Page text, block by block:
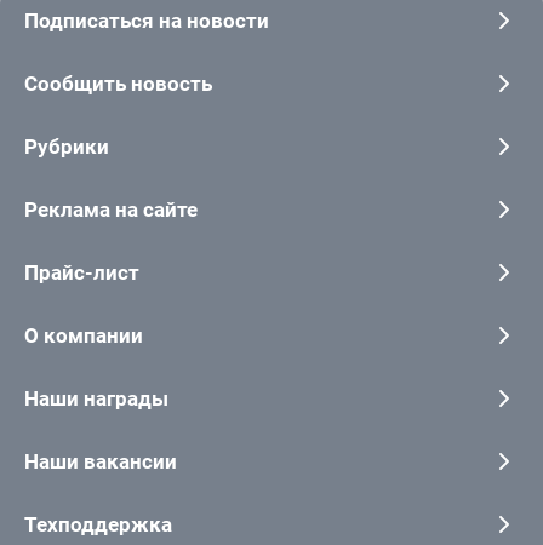
Подписаться на новости
Сообщить новость
Рубрики
Реклама на сайте
Прайс-лист
О компании
Наши награды
Наши вакансии
Техподдержка